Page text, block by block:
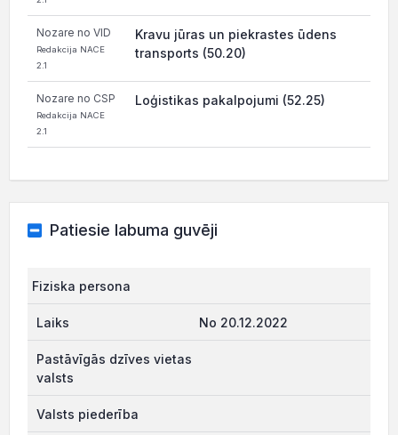
Nozare no VID
Redakcija NACE
2.1
Kravu jūras un piekrastes ūdens
transports (50.20)
Nozare no CSP
Redakcija NACE
2.1
Loģistikas pakalpojumi (52.25)
Patiesie labuma guvēji
Fiziska persona
No 20.12.2022